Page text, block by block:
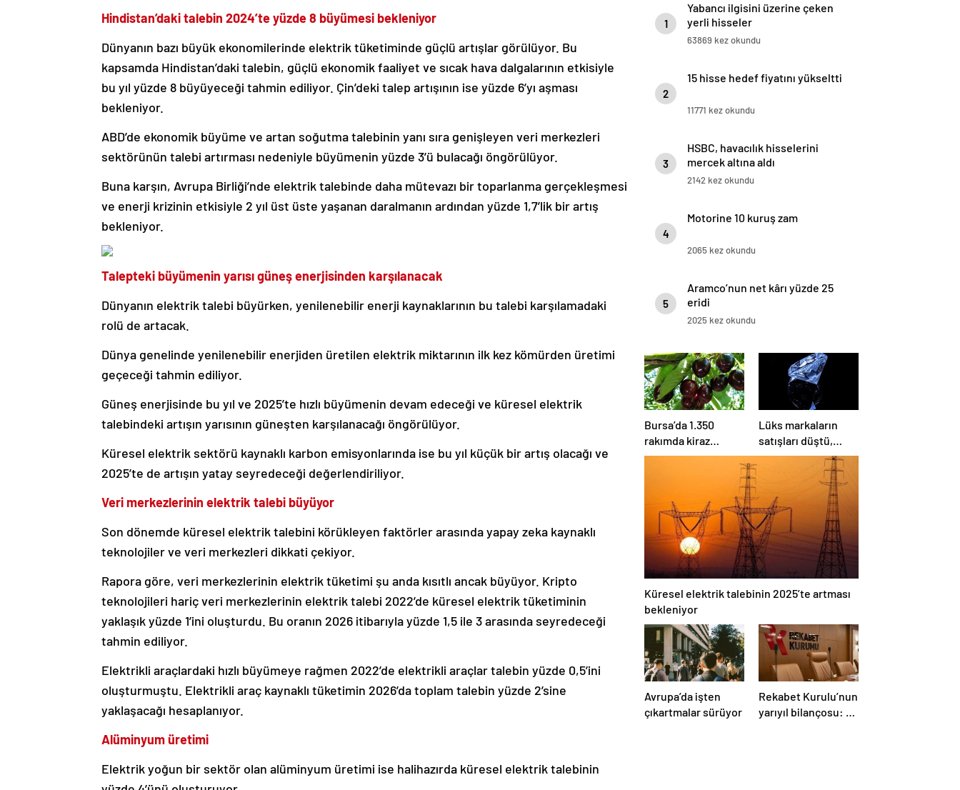
Hindistan’daki talebin 2024’te yüzde 8 büyümesi bekleniyor
Dünyanın bazı büyük ekonomilerinde elektrik tüketiminde güçlü artışlar görülüyor. Bu
kapsamda Hindistan’daki talebin, güçlü ekonomik faaliyet ve sıcak hava dalgalarının etkisiyle
bu yıl yüzde 8 büyüyeceği tahmin ediliyor. Çin’deki talep artışının ise yüzde 6’yı aşması
bekleniyor.
ABD’de ekonomik büyüme ve artan soğutma talebinin yanı sıra genişleyen veri merkezleri
sektörünün talebi artırması nedeniyle büyümenin yüzde 3’ü bulacağı öngörülüyor.
Buna karşın, Avrupa Birliği’nde elektrik talebinde daha mütevazı bir toparlanma gerçekleşmesi
ve enerji krizinin etkisiyle 2 yıl üst üste yaşanan daralmanın ardından yüzde 1,7’lik bir artış
bekleniyor.
Talepteki büyümenin yarısı güneş enerjisinden karşılanacak
Dünyanın elektrik talebi büyürken, yenilenebilir enerji kaynaklarının bu talebi karşılamadaki
rolü de artacak.
Dünya genelinde yenilenebilir enerjiden üretilen elektrik miktarının ilk kez kömürden üretimi
geçeceği tahmin ediliyor.
Güneş enerjisinde bu yıl ve 2025’te hızlı büyümenin devam edeceği ve küresel elektrik
talebindeki artışın yarısının güneşten karşılanacağı öngörülüyor.
Küresel elektrik sektörü kaynaklı karbon emisyonlarında ise bu yıl küçük bir artış olacağı ve
2025’te de artışın yatay seyredeceği değerlendiriliyor.
Veri merkezlerinin elektrik talebi büyüyor
Son dönemde küresel elektrik talebini körükleyen faktörler arasında yapay zeka kaynaklı
teknolojiler ve veri merkezleri dikkati çekiyor.
Rapora göre, veri merkezlerinin elektrik tüketimi şu anda kısıtlı ancak büyüyor. Kripto
teknolojileri hariç veri merkezlerinin elektrik talebi 2022’de küresel elektrik tüketiminin
yaklaşık yüzde 1’ini oluşturdu. Bu oranın 2026 itibarıyla yüzde 1,5 ile 3 arasında seyredeceği
tahmin ediliyor.
Elektrikli araçlardaki hızlı büyümeye rağmen 2022’de elektrikli araçlar talebin yüzde 0,5’ini
oluşturmuştu. Elektrikli araç kaynaklı tüketimin 2026’da toplam talebin yüzde 2’sine
yaklaşacağı hesaplanıyor.
Alüminyum üretimi
Elektrik yoğun bir sektör olan alüminyum üretimi ise halihazırda küresel elektrik talebinin
1
Yabancı ilgisini üzerine çeken
yerli hisseler
63869 kez okundu
2
15 hisse hedef fiyatını yükseltti
11771 kez okundu
3
HSBC, havacılık hisselerini
mercek altına aldı
2142 kez okundu
4
Motorine 10 kuruş zam
2065 kez okundu
5
Aramco’nun net kârı yüzde 25
eridi
2025 kez okundu
Bursa’da 1.350
rakımda kiraz
hasadı
kazandırıyor: Kilosu
Lüks markaların
satışları düştü,
hisseleri olumsuz
Küresel elektrik talebinin 2025’te artması
bekleniyor
Avrupa’da işten
çıkartmalar sürüyor
Rekabet Kurulu’nun
yarıyıl bilançosu: 6